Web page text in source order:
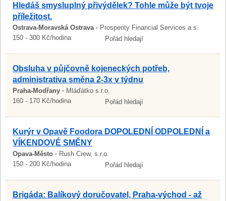
Hledáš smysluplný přivýdělek? Tohle může být tvoje
příležitost.
Ostrava-Moravská Ostrava · Prosperity Financial Services a.s.
150 - 300 Kč/hodina
Pořád hledají
Obsluha v půjčovně kojeneckých potřeb,
administrativa směna 2-3x v týdnu
Praha-Modřany · Mláďátko s.r.o.
160 - 170 Kč/hodina
Pořád hledají
Kurýr v Opavě Foodora DOPOLEDNÍ ODPOLEDNÍ a
VÍKENDOVÉ SMĚNY
Opava-Město · Rush Crew, s.r.o.
150 - 200 Kč/hodina
Pořád hledají
Brigáda: Balíkový doručovatel, Praha-východ - až